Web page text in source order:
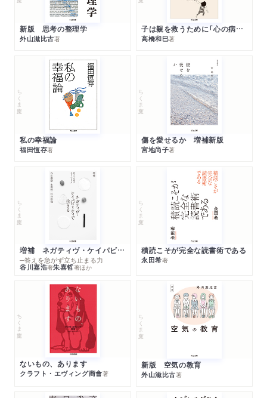
新版 思考の整理学
外山滋比古著
子は親を救うために「心の病」になる
高橋和巳著
ちくま文庫
私の幸福論
福田恆存著
ちくま文庫
傷を愛せるか 増補新版
宮地尚子著
ちくま文庫
増補 ネガティヴ・ケイパビリティで生きる
─答えを急がず立ち止まる力
谷川嘉浩著朱喜哲著ほか
ちくま文庫
積読こそが完全な読書術である
永田希著
ちくま文庫
ないもの、あります
クラフト・エヴィング商會著
ちくま文庫
新版 空気の教育
外山滋比古著